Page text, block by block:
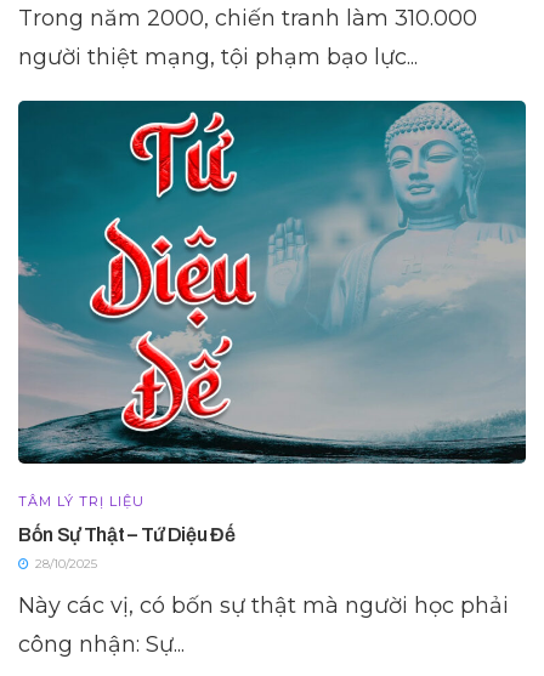
Trong năm 2000, chiến tranh làm 310.000
người thiệt mạng, tội phạm bạo lực...
TÂM LÝ TRỊ LIỆU
Bốn Sự Thật – Tứ Diệu Đế
28/10/2025
Này các vị, có bốn sự thật mà người học phải
công nhận: Sự...